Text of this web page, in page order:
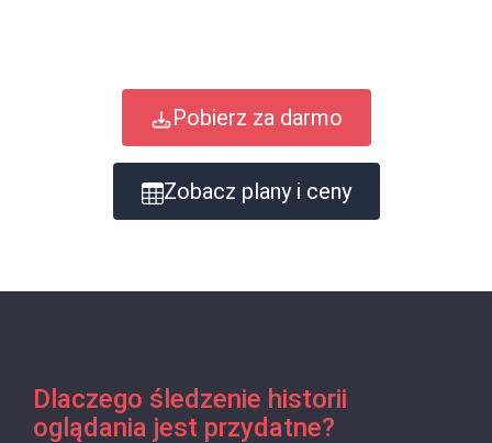
Pobierz za darmo
Zobacz plany i ceny
Dlaczego śledzenie historii
oglądania jest przydatne?